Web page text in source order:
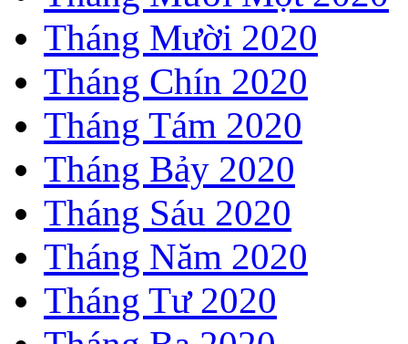
Tháng Mười 2020
Tháng Chín 2020
Tháng Tám 2020
Tháng Bảy 2020
Tháng Sáu 2020
Tháng Năm 2020
Tháng Tư 2020